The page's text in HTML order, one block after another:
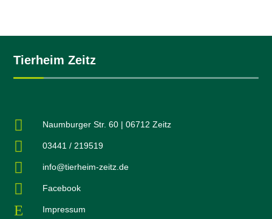
Tierheim Zeitz
 Naumburger Str. 60 | 06712 Zeitz
 03441 / 219519
 info@tierheim-zeitz.de
 Facebook
E Impressum